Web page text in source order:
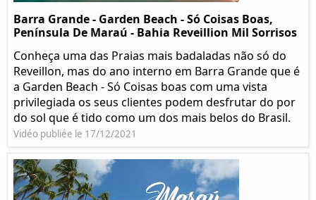
Barra Grande - Garden Beach - Só Coisas Boas,
Península De Maraú - Bahia Reveillion Mil Sorrisos
Conheça uma das Praias mais badaladas não só do
Reveillon, mas do ano interno em Barra Grande que é
a Garden Beach - Só Coisas boas com uma vista
privilegiada os seus clientes podem desfrutar do por
do sol que é tido como um dos mais belos do Brasil.
Vidéo publiée le 17/12/2021